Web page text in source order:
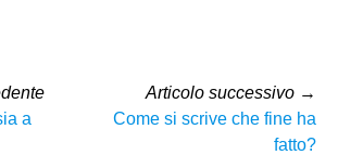
a
Articolo successivo →
Come si scrive che fine ha
fatto?